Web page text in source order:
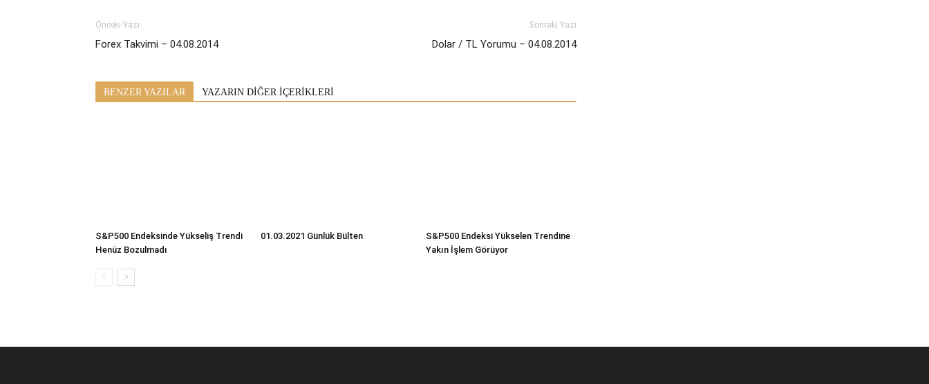
Önceki Yazı
Forex Takvimi – 04.08.2014
Sonraki Yazı
Dolar / TL Yorumu – 04.08.2014
BENZER YAZILAR YAZARIN DİĞER İÇERİKLERİ
S&P500 Endeksinde Yükseliş Trendi
Henüz Bozulmadı
01.03.2021 Günlük Bülten
S&P500 Endeksi Yükselen Trendine
Yakın İşlem Görüyor